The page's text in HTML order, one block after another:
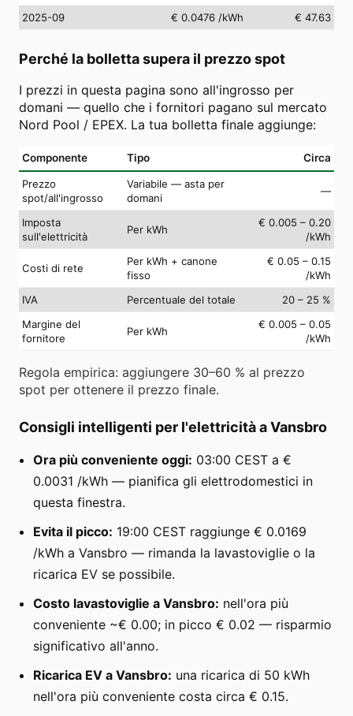
2025-09
€ 0.0476 /kWh € 47.63
Perché la bolletta supera il prezzo spot
I prezzi in questa pagina sono all'ingrosso per
domani — quello che i fornitori pagano sul mercato
Nord Pool / EPEX. La tua bolletta finale aggiunge:
Componente Tipo Circa
Prezzo
spot/all'ingrosso
Variabile — asta per
domani
—
Imposta
sull'elettricità
Per kWh
€ 0.005 – 0.20
/kWh
Costi di rete
Per kWh + canone
fisso
€ 0.05 – 0.15
/kWh
IVA
Percentuale del totale
20 – 25 %
Margine del
fornitore
Per kWh
€ 0.005 – 0.05
/kWh
Regola empirica: aggiungere 30–60 % al prezzo
spot per ottenere il prezzo finale.
Consigli intelligenti per l'elettricità a Vansbro
Ora più conveniente oggi: 03:00 CEST a €
0.0031 /kWh — pianifica gli elettrodomestici in
questa finestra.
Evita il picco: 19:00 CEST raggiunge € 0.0169
/kWh a Vansbro — rimanda la lavastoviglie o la
ricarica EV se possibile.
Costo lavastoviglie a Vansbro: nell'ora più
conveniente ~€ 0.00; in picco € 0.02 — risparmio
significativo all'anno.
Ricarica EV a Vansbro: una ricarica di 50 kWh
nell'ora più conveniente costa circa € 0.15.